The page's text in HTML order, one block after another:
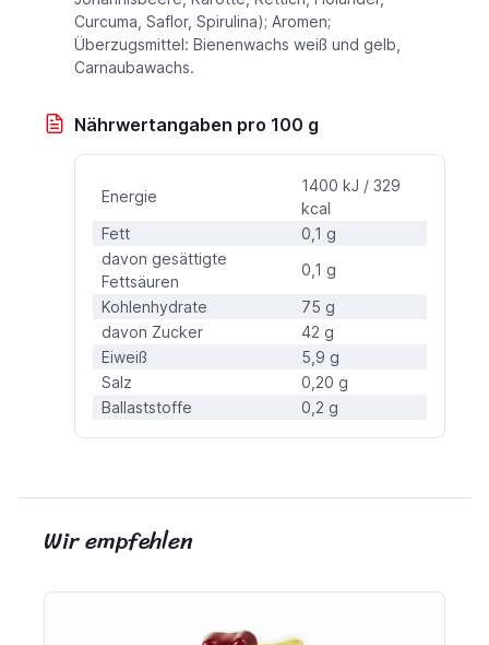
Curcuma, Saflor, Spirulina); Aromen;
Überzugsmittel: Bienenwachs weiß und gelb,
Carnaubawachs.
Nährwertangaben pro 100 g
Energie
1400 kJ / 329
kcal
Fett
0,1 g
davon gesättigte
Fettsäuren
0,1 g
Kohlenhydrate
75 g
davon Zucker
42 g
Eiweiß
5,9 g
Salz
0,20 g
Ballaststoffe
0,2 g
Wir empfehlen